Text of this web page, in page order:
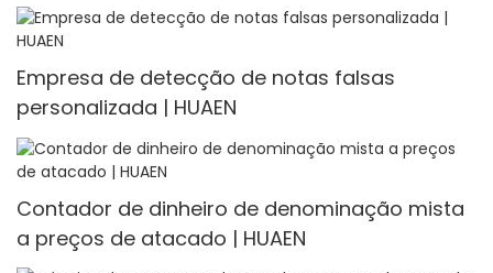
Empresa de detecção de notas falsas
personalizada | HUAEN
Contador de dinheiro de denominação mista
a preços de atacado | HUAEN